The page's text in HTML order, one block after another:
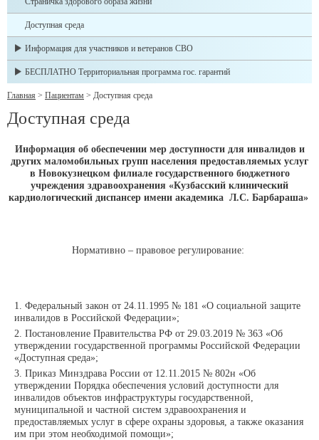
Доступная среда
Информация для участников и ветеранов СВО
БЕСПЛАТНО Территориальная программа гос. гарантий
Главная > Пациентам > Доступная среда
Доступная среда
Информация об обеспечении мер доступности для инвалидов и
других маломобильных групп населения предоставляемых услуг
в Новокузнецком филиале государственного бюджетного
учреждения здравоохранения «Кузбасский клинический
кардиологический диспансер имени академика Л.С. Барбараша»
Нормативно – правовое регулирование:
Федеральный закон от 24.11.1995 № 181 «О социальной защите
инвалидов в Российской Федерации»;
Постановление Правительства РФ от 29.03.2019 № 363 «Об
утверждении государственной программы Российской Федерации
«Доступная среда»;
Приказ Минздрава России от 12.11.2015 № 802н «Об
утверждении Порядка обеспечения условий доступности для
инвалидов объектов инфраструктуры государственной,
муниципальной и частной систем здравоохранения и
предоставляемых услуг в сфере охраны здоровья, а также оказания
им при этом необходимой помощи»;